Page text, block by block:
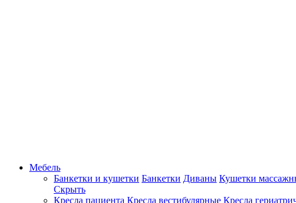
Мебель
Банкетки и кушетки Банкетки Диваны Кушетки
Скрыть
Кресла пациента Кресла вестибулярные Кресла